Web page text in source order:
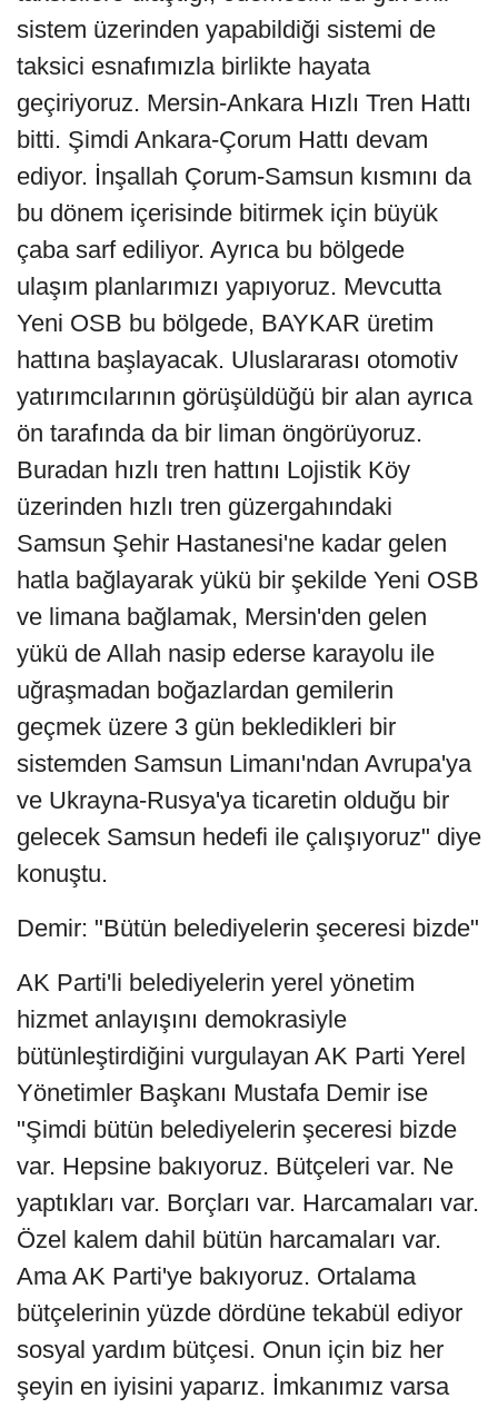
sistem üzerinden yapabildiği sistemi de
taksici esnafımızla birlikte hayata
geçiriyoruz. Mersin-Ankara Hızlı Tren Hattı
bitti. Şimdi Ankara-Çorum Hattı devam
ediyor. İnşallah Çorum-Samsun kısmını da
bu dönem içerisinde bitirmek için büyük
çaba sarf ediliyor. Ayrıca bu bölgede
ulaşım planlarımızı yapıyoruz. Mevcutta
Yeni OSB bu bölgede, BAYKAR üretim
hattına başlayacak. Uluslararası otomotiv
yatırımcılarının görüşüldüğü bir alan ayrıca
ön tarafında da bir liman öngörüyoruz.
Buradan hızlı tren hattını Lojistik Köy
üzerinden hızlı tren güzergahındaki
Samsun Şehir Hastanesi'ne kadar gelen
hatla bağlayarak yükü bir şekilde Yeni OSB
ve limana bağlamak, Mersin'den gelen
yükü de Allah nasip ederse karayolu ile
uğraşmadan boğazlardan gemilerin
geçmek üzere 3 gün bekledikleri bir
sistemden Samsun Limanı'ndan Avrupa'ya
ve Ukrayna-Rusya'ya ticaretin olduğu bir
gelecek Samsun hedefi ile çalışıyoruz" diye
konuştu.
Demir: "Bütün belediyelerin şeceresi bizde"
AK Parti'li belediyelerin yerel yönetim
hizmet anlayışını demokrasiyle
bütünleştirdiğini vurgulayan AK Parti Yerel
Yönetimler Başkanı Mustafa Demir ise
"Şimdi bütün belediyelerin şeceresi bizde
var. Hepsine bakıyoruz. Bütçeleri var. Ne
yaptıkları var. Borçları var. Harcamaları var.
Özel kalem dahil bütün harcamaları var.
Ama AK Parti'ye bakıyoruz. Ortalama
bütçelerinin yüzde dördüne tekabül ediyor
sosyal yardım bütçesi. Onun için biz her
şeyin en iyisini yaparız. İmkanımız varsa